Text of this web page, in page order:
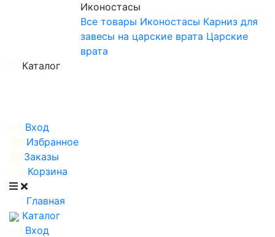
Иконостасы
Все товары Иконостасы Карниз для
завесы на царские врата Царские
врата
Каталог
Вход
Избранное
Заказы
Корзина
Главная
Каталог
Вход